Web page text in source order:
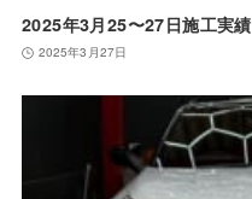
2025年3月25〜27日施工実績
2025年3月27日